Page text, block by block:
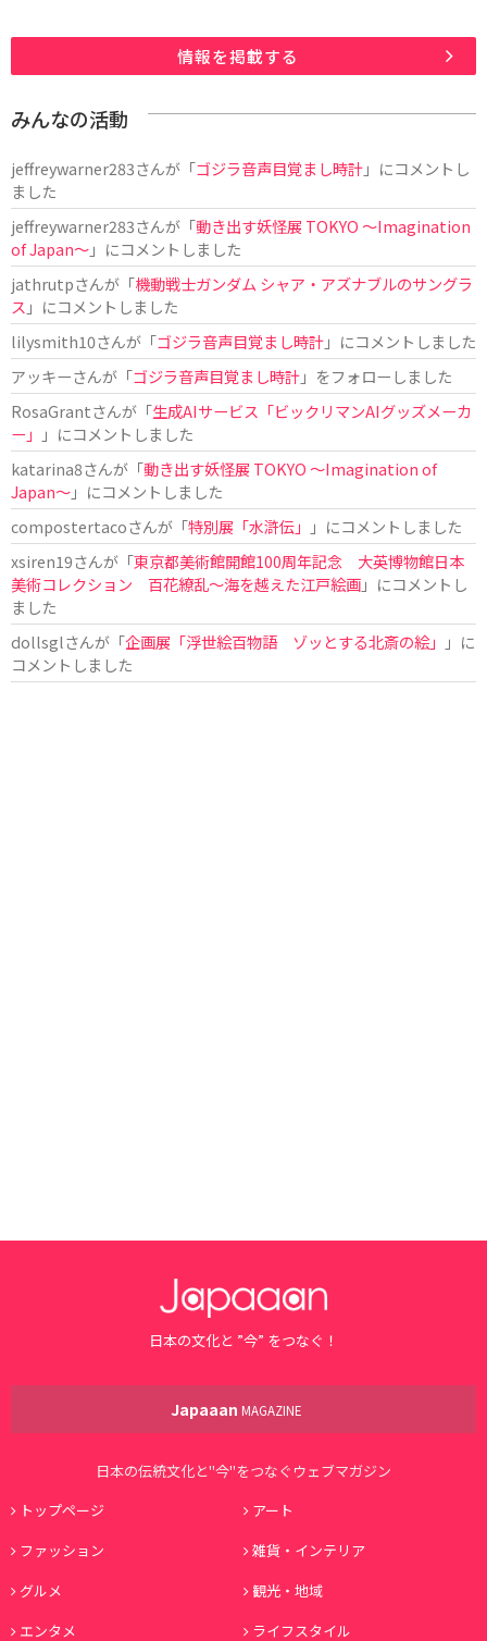
情報を掲載する
みんなの活動
jeffreywarner283さんが「ゴジラ音声目覚まし時計」にコメントし
ました
jeffreywarner283さんが「動き出す妖怪展 TOKYO 〜Imagination
of Japan〜」にコメントしました
jathrutpさんが「機動戦士ガンダム シャア・アズナブルのサングラ
ス 」にコメントしました
lilysmith10さんが「ゴジラ音声目覚まし時計」にコメントしました
アッキーさんが「ゴジラ音声目覚まし時計」をフォローしました
RosaGrantさんが「生成AIサービス「ビックリマンAIグッズメーカ
ー」
」にコメントしました
katarina8さんが「動き出す妖怪展 TOKYO 〜Imagination of
Japan〜」にコメントしました
compostertacoさんが「特別展「水滸伝」
」にコメントしました
xsiren19さんが「東京都美術館開館100周年記念 大英博物館日本
美術コレクション 百花繚乱～海を越えた江戸絵画」にコメントし
ました
dollsglさんが「企画展「浮世絵百物語 ゾッとする北斎の絵」
」に
コメントしました
日本の文化と ”今” をつなぐ！
Japaaan MAGAZINE
日本の伝統文化と"今"をつなぐウェブマガジン
トップページ
アート
ファッション
雑貨・インテリア
グルメ
観光・地域
エンタメ
ライフスタイル